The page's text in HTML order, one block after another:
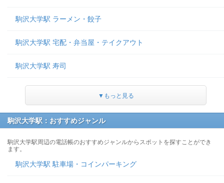
駒沢大学駅 ラーメン・餃子
駒沢大学駅 宅配・弁当屋・テイクアウト
駒沢大学駅 寿司
▼もっと見る
駒沢大学駅：おすすめジャンル
駒沢大学駅周辺の電話帳のおすすめジャンルからスポットを探すことができ
ます。
駒沢大学駅 駐車場・コインパーキング